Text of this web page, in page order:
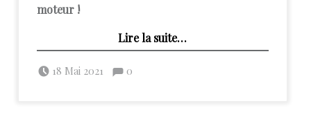
moteur !
Lire la suite“La blessure d’abandon ou le masque du dépendant”
…
18 Mai 2021 admin Commentaires : %s
0